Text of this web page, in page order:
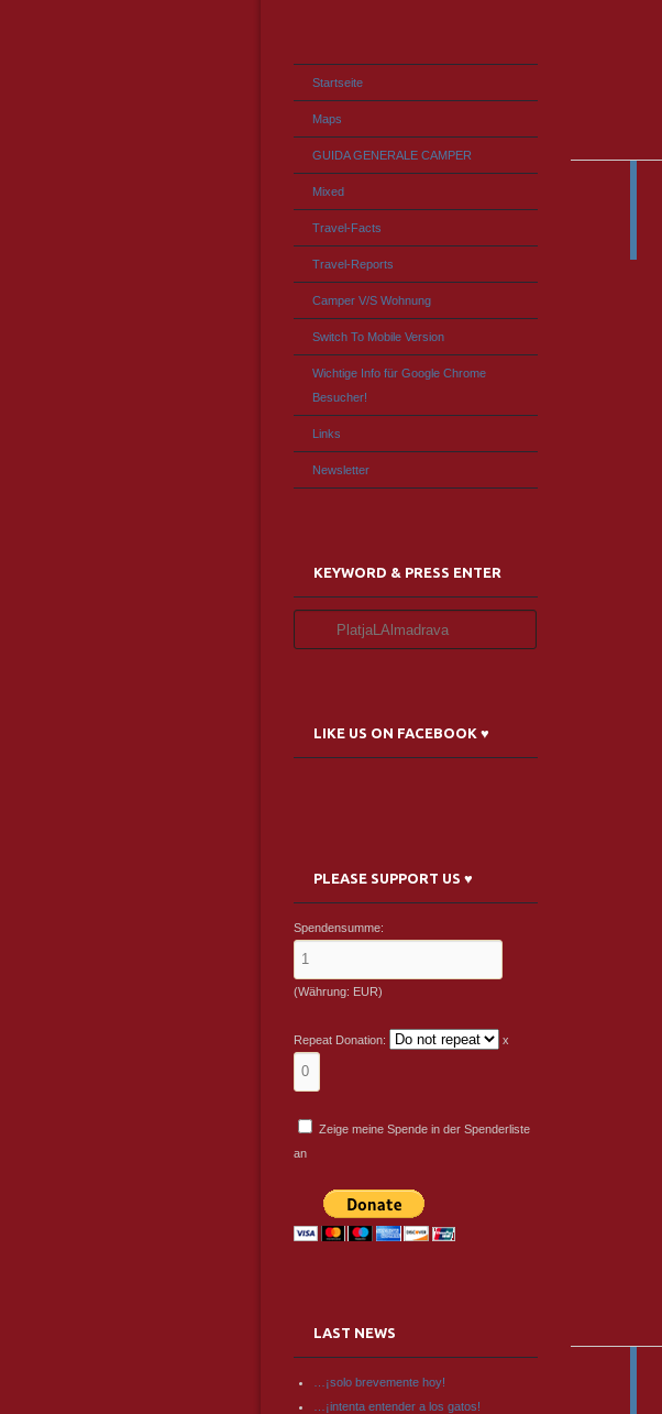
Startseite
Maps
GUIDA GENERALE CAMPER
Mixed
Travel-Facts
Travel-Reports
Camper V/S Wohnung
Switch To Mobile Version
Wichtige Info für Google Chrome
Besucher!
Links
Newsletter
KEYWORD & PRESS ENTER
LIKE US ON FACEBOOK ♥
PLEASE SUPPORT US ♥
Spendensumme:
(Währung: EUR)
Repeat Donation: x
Zeige meine Spende in der Spenderliste
an
LAST NEWS
…¡solo brevemente hoy!
…¡intenta entender a los gatos!